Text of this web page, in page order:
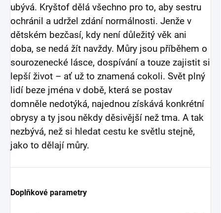
ubývá. Kryštof dělá všechno pro to, aby sestru
ochránil a udržel zdání normálnosti. Jenže v
dětském bezčasí, kdy není důležitý věk ani
doba, se nedá žít navždy. Můry jsou příběhem o
sourozenecké lásce, dospívání a touze zajistit si
lepší život – ať už to znamená cokoli. Svět plný
lidí beze jména v době, která se postav
domněle nedotýká, najednou získává konkrétní
obrysy a ty jsou někdy děsivější než tma. A tak
nezbývá, než si hledat cestu ke světlu stejně,
jako to dělají můry.
Doplňkové parametry